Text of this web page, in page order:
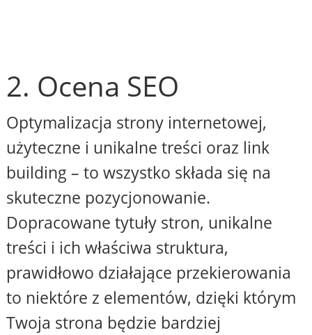
2. Ocena SEO
Optymalizacja strony internetowej,
użyteczne i unikalne treści oraz link
building – to wszystko składa się na
skuteczne pozycjonowanie.
Dopracowane tytuły stron, unikalne
treści i ich właściwa struktura,
prawidłowo działające przekierowania
to niektóre z elementów, dzięki którym
Twoja strona będzie bardziej